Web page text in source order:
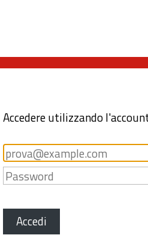
Accedere utilizzando
Accedi